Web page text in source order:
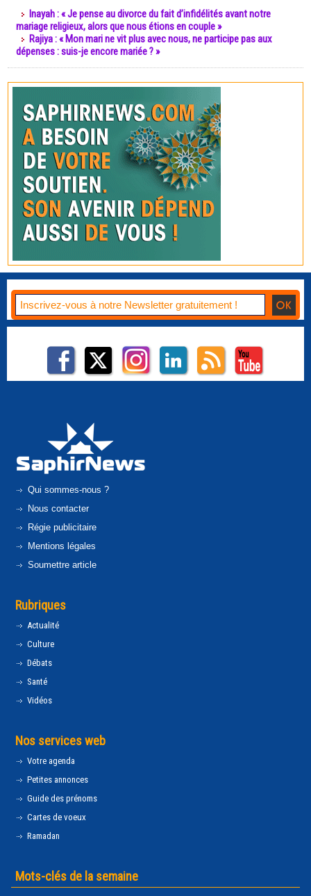
Inayah : « Je pense au divorce du fait d’infidélités avant notre
mariage religieux, alors que nous étions en couple »
Rajiya : « Mon mari ne vit plus avec nous, ne participe pas aux
dépenses : suis-je encore mariée ? »
Qui sommes-nous ?
Nous contacter
Régie publicitaire
Mentions légales
Soumettre article
Rubriques
Actualité
Culture
Débats
Santé
Vidéos
Nos services web
Votre agenda
Petites annonces
Guide des prénoms
Cartes de voeux
Ramadan
Mots-clés de la semaine